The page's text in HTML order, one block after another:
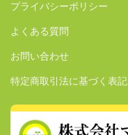
プライバシーポリシー
よくある質問
お問い合わせ
特定商取引法に基づく表記